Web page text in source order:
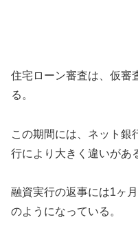
住宅ローン審査は、仮審
る。
この期間には、ネット銀
行により大きく違いがあ
融資実行の返事には1ヶ
のようになっている。